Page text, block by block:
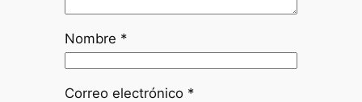
Nombre *
Correo electrónico *